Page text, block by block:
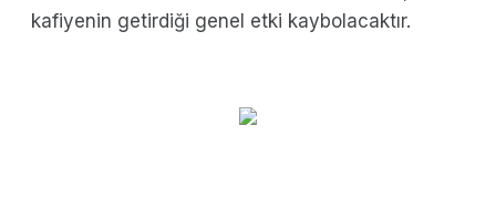
kafiyenin getirdiği genel etki kaybolacaktır.